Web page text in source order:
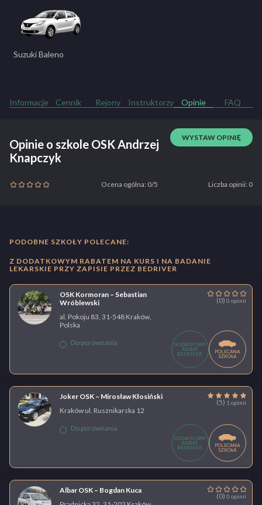
Suzuki Baleno
Informacje Cennik Rejony Instruktorzy Opinie FAQ
Opinie o szkole OSK Andrzej
Knapczyk
WYSTAW OPINIĘ
Ocena ogólna: 0/5 Liczba opinii: 0
PODOBNE SZKOŁY POLECANE:
Z DODATKOWYM RABATEM NA KURS I NA BADANIE
LEKARSKIE PRZY ZAPISIE PRZEZ BEDRIVER
OSK Kormoran – Sebastian
Wróblewski
(0) 0 opinii
al. Pokoju 83, 31-548 Kraków,
Polska
Do porównania
DODATKOWY
RABAT
BEDRIVER
POLECANA
SZKOŁA
Joker OSK – Mirosław Kłosiński
(5) 1 opinii
Kraków ul. Rusznikarska 12
Do porównania
DODATKOWY
RABAT
BEDRIVER
POLECANA
SZKOŁA
Albar OSK – Bogdan Kuca
(0) 0 opinii